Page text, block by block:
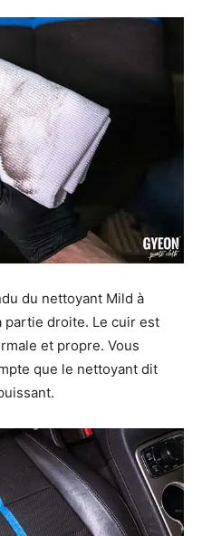
du nettoyant Mild à
partie droite. Le cuir est
et propre. Vous
que le nettoyant dit